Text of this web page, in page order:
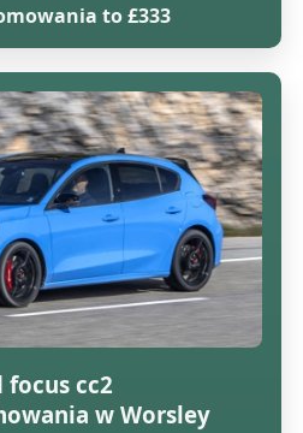
to £333
focus cc2
w Worsley